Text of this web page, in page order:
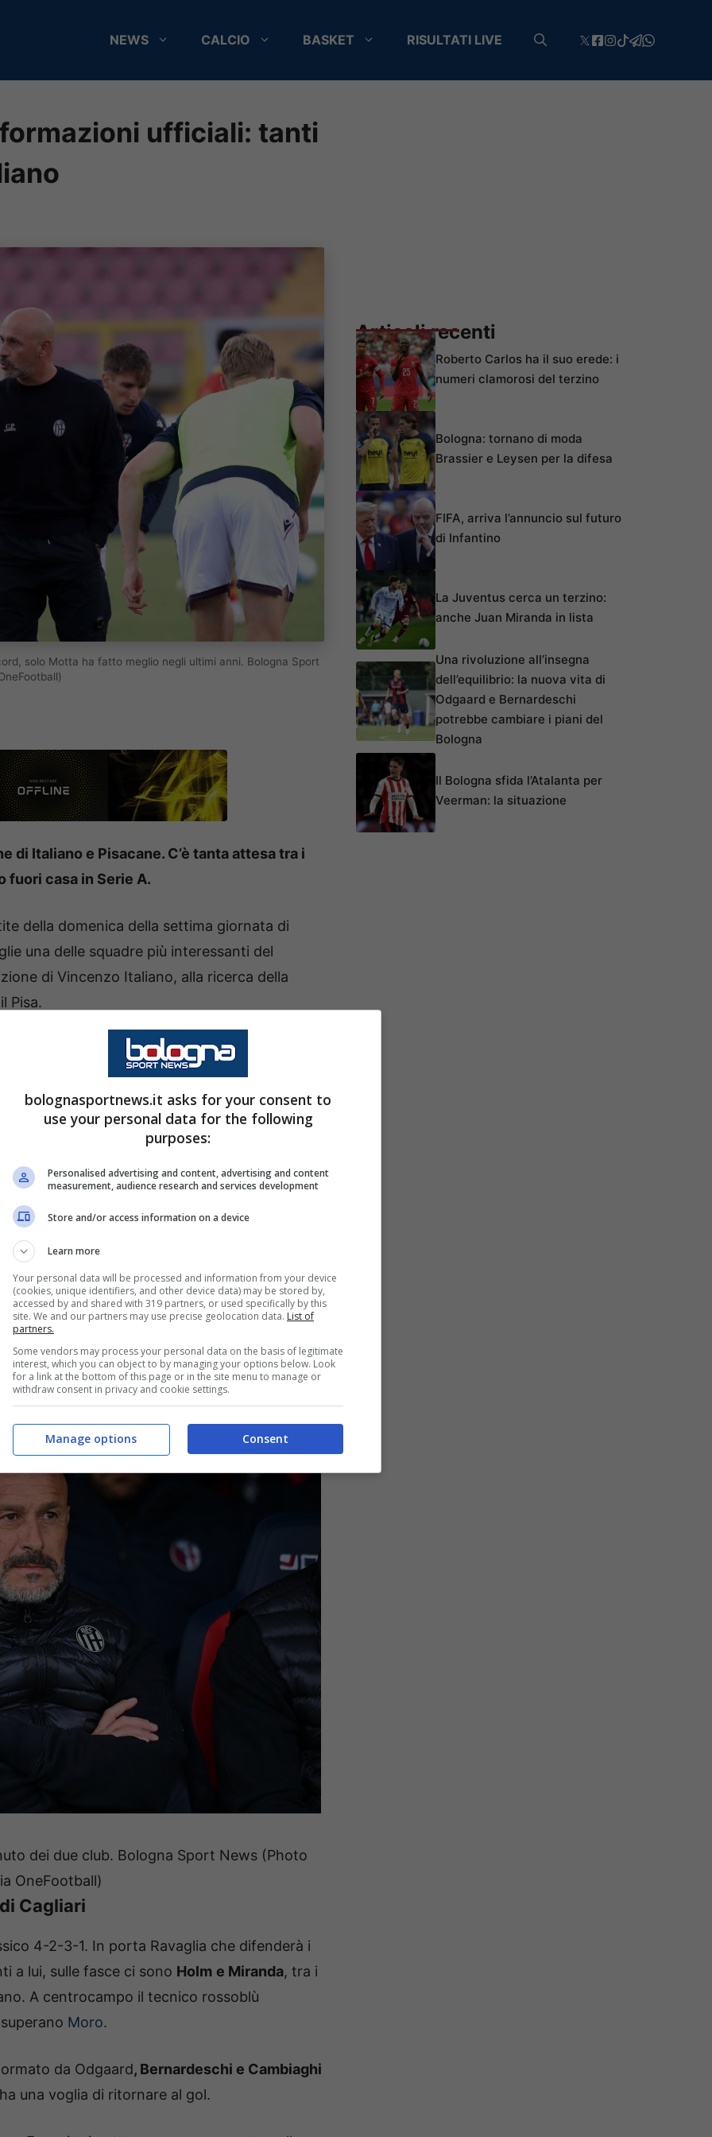
NEWS CALCIO BASKET RISULTATI LIVE
ufficiali: tanti
solo Motta ha fatto meglio negli ultimi anni. Bologna Sport
di Italiano e Pisacane. C’è tanta attesa tra i
fuori casa in Serie A.
della domenica della settima giornata di
una delle squadre più interessanti del
di Vincenzo Italiano, alla ricerca della
Pisa.
a disposizione comeBorrelli, Esposito e
pubblico che mai come oggi potrebbe
simili anche se in contesti diversi, sarà
a finire e come si evolverà la classifica
le scelte tattiche dei due schieramenti.
primo minuto dei due club
Mina; Palestra, Adopo, Prati, Obert;
: Fabio Pisacane.
Vitik, Miranda; Freuler, Ferguson;
Allenatore : Vincenzo Italiano
dei due club. Bologna Sport News (Photo
OneFootball)
Cagliari
4-2-3-1. In porta Ravaglia che difenderà i
a lui, sulle fasce ci sono Holm e Miranda, tra i
A centrocampo il tecnico rossoblù
Moro.
da Odgaard, Bernardeschi e Cambiaghi
una voglia di ritornare al gol.
Articoli recenti
Roberto Carlos ha il suo erede: i
numeri clamorosi del terzino
Bologna: tornano di moda
Brassier e Leysen per la difesa
FIFA, arriva l’annuncio sul futuro
di Infantino
La Juventus cerca un terzino:
anche Juan Miranda in lista
Una rivoluzione all’insegna
dell’equilibrio: la nuova vita di
Odgaard e Bernardeschi
potrebbe cambiare i piani del
Bologna
Il Bologna sfida l’Atalanta per
Veerman: la situazione
bolognasportnews.it asks for your consent to
use your personal data for the following
purposes:
Personalised advertising and content, advertising and content
measurement, audience research and services development
Store and/or access information on a device
Learn more
Your personal data will be processed and information from your device
(cookies, unique identifiers, and other device data) may be stored by,
accessed by and shared with 319 partners, or used specifically by this
site. We and our partners may use precise geolocation data. List of
partners.
Some vendors may process your personal data on the basis of legitimate
interest, which you can object to by managing your options below. Look
for a link at the bottom of this page or in the site menu to manage or
withdraw consent in privacy and cookie settings.
Consent
Manage options